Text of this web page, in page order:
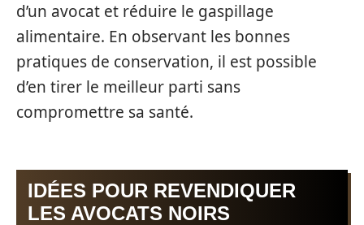
d’un avocat et réduire le gaspillage
alimentaire. En observant les bonnes
pratiques de conservation, il est possible
d’en tirer le meilleur parti sans
compromettre sa santé.
IDÉES POUR REVENDIQUER
LES AVOCATS NOIRS